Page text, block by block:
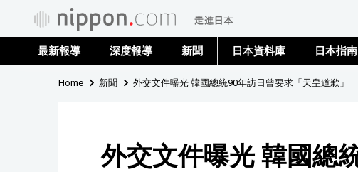
最新報導 深度報導 新聞 日本資料庫 日本指南
Home 新聞 外交文件曝光 韓國總統90年訪日曾要求「天皇道歉」
外交文件曝光 韓國總